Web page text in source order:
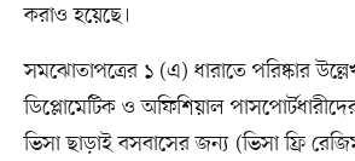
করাও হয়েছে।
সমঝোতাপত্রের ১ (এ) ধারাতে পরিষ্কার
ডিপ্লোমেটিক ও অফিশিয়াল
ভিসা ছাড়াই বসবাসের জন্য (ভিসা ফ্রি